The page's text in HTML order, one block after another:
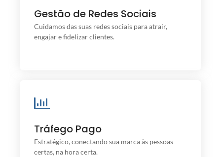
Gestão de Redes Sociais
Cuidamos das suas redes sociais para atrair,
engajar e fidelizar clientes.
Gestão completa, conteúdo criativo e estratégico
Tráfego Pago
Estratégico, conectando sua marca às pessoas
certas, na hora certa.
O investimento que gera retorno real para sua